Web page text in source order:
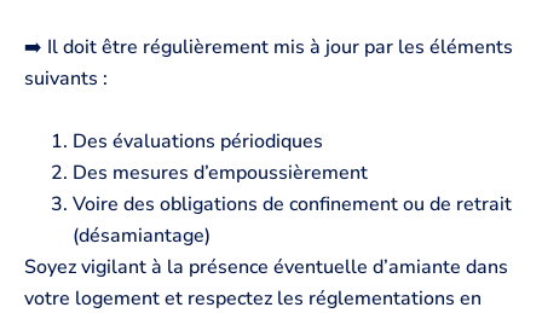
➡️ Il doit être régulièrement mis à jour par les éléments
suivants :
Des évaluations périodiques
Des mesures d’empoussièrement
Voire des obligations de confinement ou de retrait
(désamiantage)
Soyez vigilant à la présence éventuelle d’amiante dans
votre logement et respectez les réglementations en